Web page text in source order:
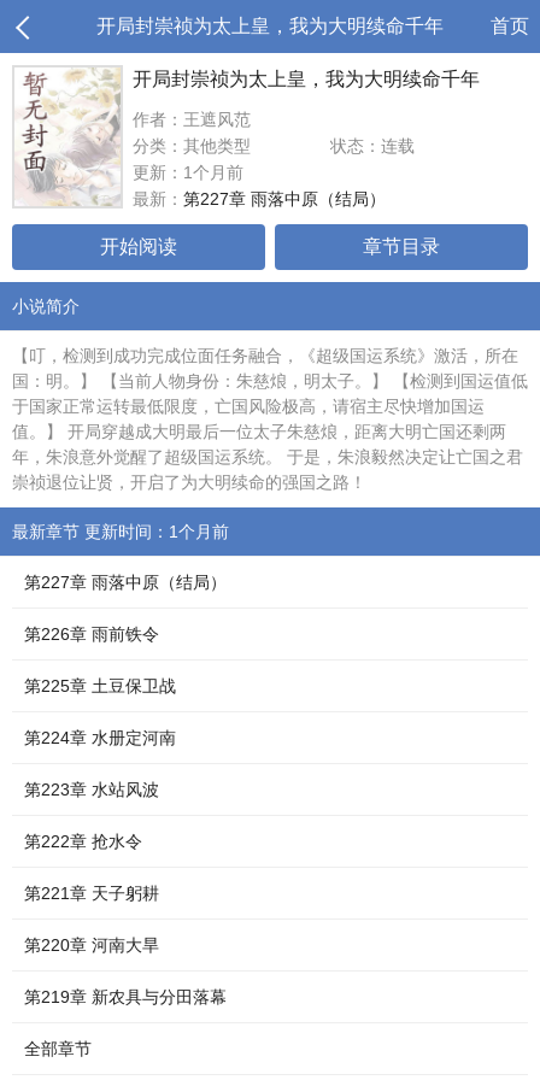
开局封崇祯为太上皇，我为大明续命千年 首页
开局封崇祯为太上皇，我为大明续命千年
作者：王遮风范
分类：其他类型
状态：连载
更新：1个月前
最新： 第227章 雨落中原（结局）
开始阅读 章节目录
小说简介
【叮，检测到成功完成位面任务融合，《超级国运系统》激活，所在
国：明。】 【当前人物身份：朱慈烺，明太子。】 【检测到国运值低
于国家正常运转最低限度，亡国风险极高，请宿主尽快增加国运
值。】 开局穿越成大明最后一位太子朱慈烺，距离大明亡国还剩两
年，朱浪意外觉醒了超级国运系统。 于是，朱浪毅然决定让亡国之君
崇祯退位让贤，开启了为大明续命的强国之路！
最新章节 更新时间：1个月前
第227章 雨落中原（结局）
第226章 雨前铁令
第225章 土豆保卫战
第224章 水册定河南
第223章 水站风波
第222章 抢水令
第221章 天子躬耕
第220章 河南大旱
第219章 新农具与分田落幕
全部章节